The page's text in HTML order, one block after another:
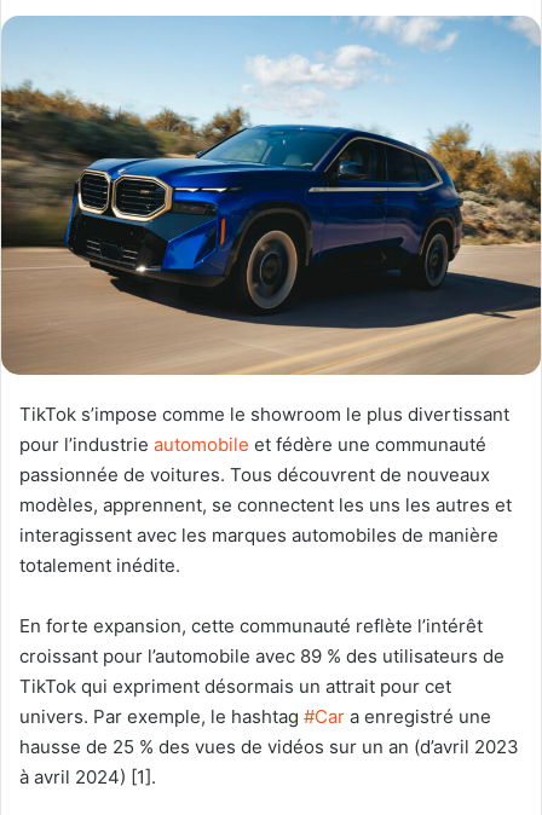
m
TikTok s’impose comme le showroom le plus divertissant
pour l’industrie automobile et fédère une communauté
passionnée de voitures. Tous découvrent de nouveaux
modèles, apprennent, se connectent les uns les autres et
interagissent avec les marques automobiles de manière
totalement inédite.
En forte expansion, cette communauté reflète l’intérêt
croissant pour l’automobile avec 89 % des utilisateurs de
TikTok qui expriment désormais un attrait pour cet
univers. Par exemple, le hashtag #Car a enregistré une
hausse de 25 % des vues de vidéos sur un an (d’avril 2023
à avril 2024) [1].